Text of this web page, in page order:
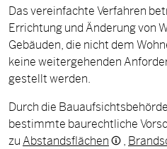
Das vereinfachte Verfahren
Errichtung und Änderung von
Gebäuden, die nicht dem
keine weitergehenden
gestellt werden.
Durch die
bestimmte baurechtliche
zuAbstandsflächen ,